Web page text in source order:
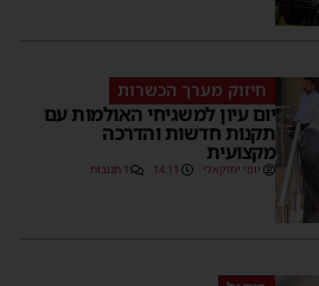
חיזוק מערך הכשרות
יום עיון למשגיחי האולמות עם
תקנות חדשות והדרכה
מקצועית
יוסי יחזקאלי 14:11 1 תגובות